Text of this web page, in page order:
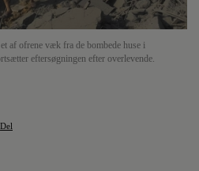
af ofrene væk fra de bombede huse i
eftersøgningen efter overlevende.
Del